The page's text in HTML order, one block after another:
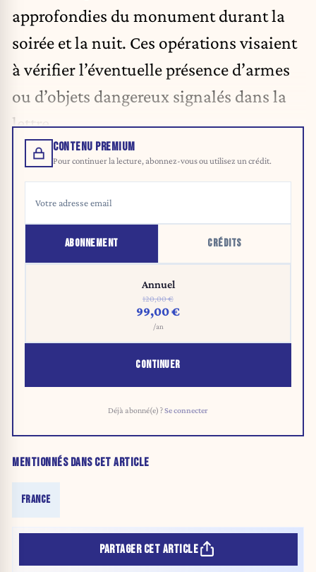
approfondies du monument durant la
soirée et la nuit. Ces opérations visaient
à vérifier l’éventuelle présence d’armes
ou d’objets dangereux signalés dans la
lettre.
CONTENU PREMIUM
Pour continuer la lecture, abonnez-vous ou utilisez un crédit.
ABONNEMENT CRÉDITS
Annuel
120,00 €
99,00 €
/an
CONTINUER
Déjà abonné(e) ?Se connecter
MENTIONNÉS DANS CET ARTICLE
FRANCE
PARTAGER CET ARTICLE